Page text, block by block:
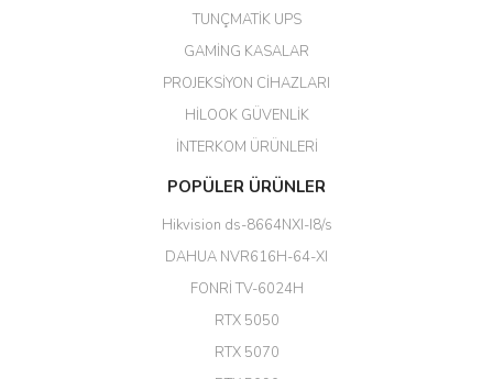
Her şey için teşekkür ederim çok
Erdal Cingöz | 07/02/2026
Başarılı. Bu vasıfta bir ürünü bu
kadar uygun fiyata bulabilmek
büyük şans. Güvenliticaret
(HIKVISION DS-3E0326P-E/M(B)
TUNÇMATİK UPS
GAMİNG KASALAR
PROJEKSİYON CİHAZLARI
HİLOOK GÜVENLİK
İNTERKOM ÜRÜNLERİ
POPÜLER ÜRÜNLER
Hikvision ds-8664NXI-I8/s
DAHUA NVR616H-64-XI
FONRİ TV-6024H
RTX 5050
RTX 5070